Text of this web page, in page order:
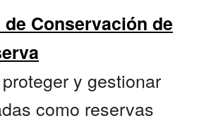
Conservación de
y gestionar
como reservas